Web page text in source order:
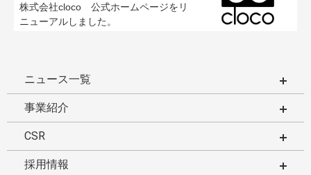
株式会社cloco 公式ホームページをリ
ニューアルしました。
ニュース一覧
事業紹介
CSR
採用情報